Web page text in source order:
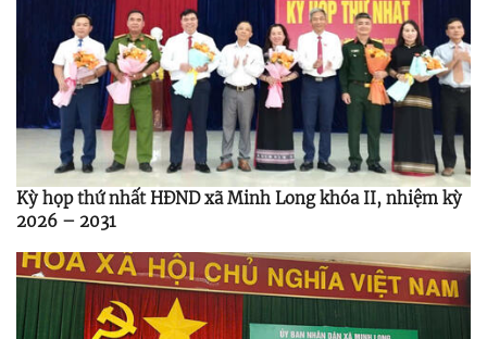
Kỳ họp thứ nhất HĐND xã Minh Long khóa II, nhiệm kỳ
2026 – 2031